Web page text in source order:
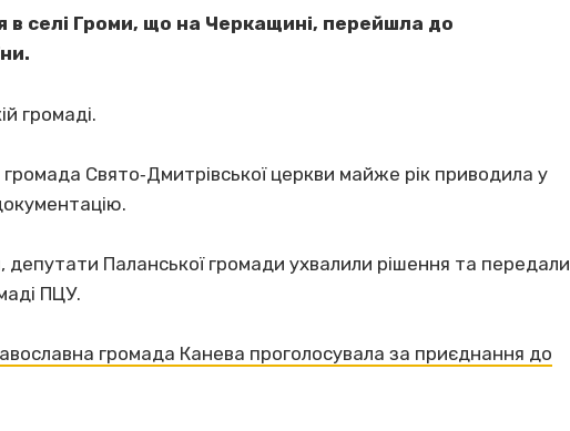
в селі Громи, що на Черкащині, перейшла до
громаді.
громада Свято‐Дмитрівської церкви майже рік приводила у
депутати Паланської громади ухвалили рішення та передали
ПЦУ.
громада Канева проголосувала за приєднання до